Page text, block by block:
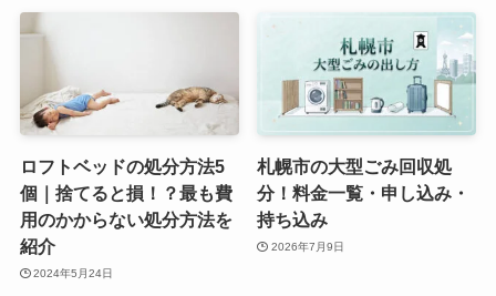
ロフトベッドの処分方法5
個｜捨てると損！？最も費
用のかからない処分方法を
紹介
2024年5月24日
札幌市の大型ごみ回収処
分！料金一覧・申し込み・
持ち込み
2026年7月9日